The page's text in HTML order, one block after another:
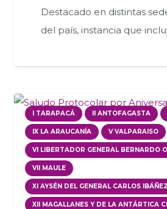
Destacado en distintas
del país, instancia que
I TARAPACÁ II ANTOFAGASTA
IX LA ARAUCANÍA V VALPARAISO
VI LIBERTADOR GENERAL BERNARDO
VII MAULE
XI AYSÉN DEL GENERAL CARLOS
XII MAGALLANES Y DE LA ANTÁRTICA